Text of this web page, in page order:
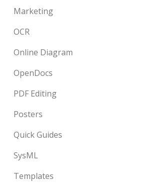
Marketing
OCR
Online Diagram
OpenDocs
PDF Editing
Posters
Quick Guides
SysML
Templates